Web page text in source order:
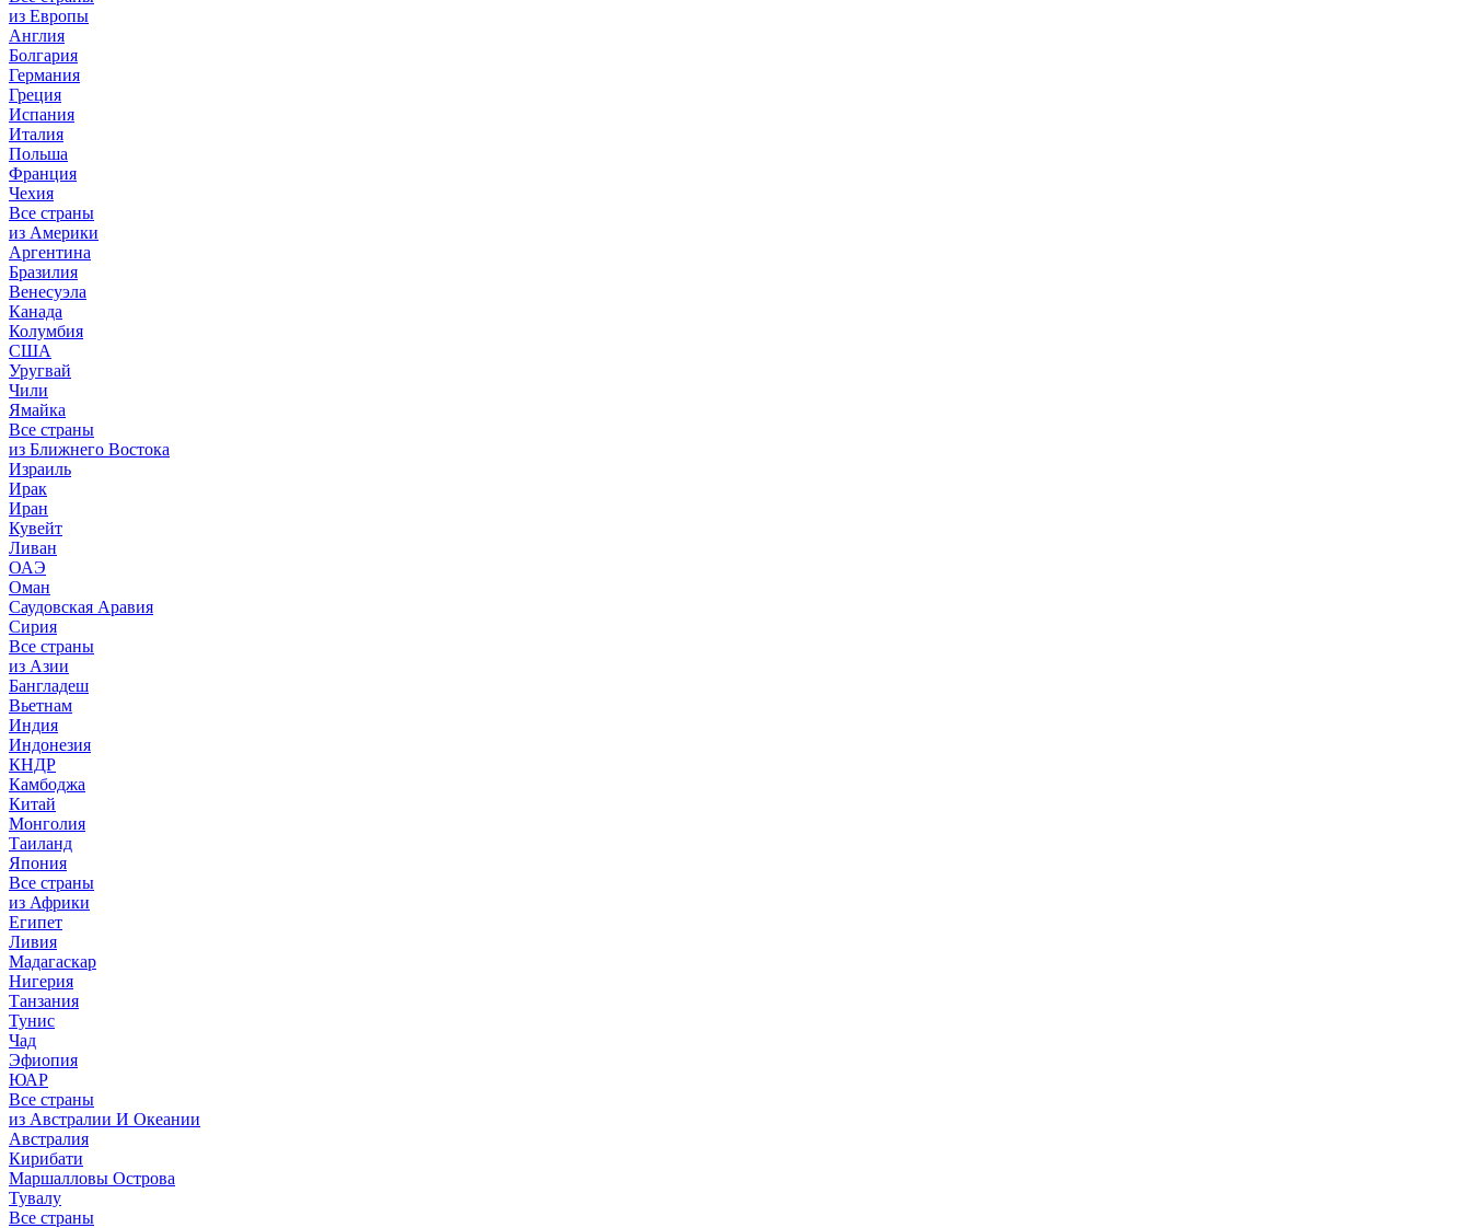
из Европы
Англия
Болгария
Германия
Греция
Испания
Италия
Польша
Франция
Чехия
Все страны
из Америки
Аргентина
Бразилия
Венесуэла
Канада
Колумбия
США
Уругвай
Чили
Ямайка
Все страны
из Ближнего Востока
Израиль
Ирак
Иран
Кувейт
Ливан
ОАЭ
Оман
Саудовская Аравия
Сирия
Все страны
из Азии
Бангладеш
Вьетнам
Индия
Индонезия
КНДР
Камбоджа
Китай
Монголия
Таиланд
Япония
Все страны
из Африки
Египет
Ливия
Мадагаскар
Нигерия
Танзания
Тунис
Чад
Эфиопия
ЮАР
Все страны
из Австралии И Океании
Австралия
Кирибати
Маршалловы Острова
Тувалу
Все страны